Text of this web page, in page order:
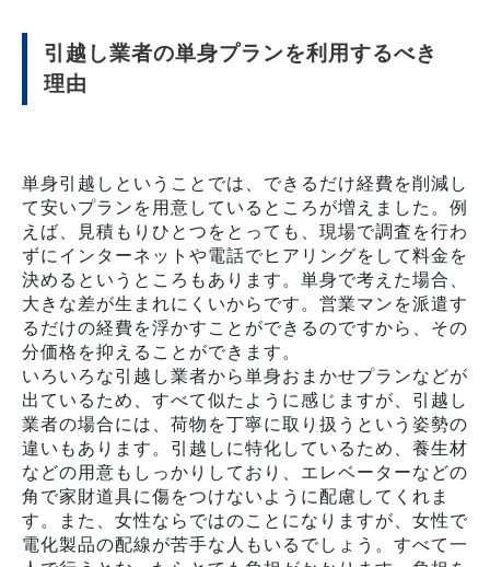
引越し業者の単身プランを利用するべき
理由
単身引越しということでは、できるだけ経費を削減し
て安いプランを用意しているところが増えました。例
えば、見積もりひとつをとっても、現場で調査を行わ
ずにインターネットや電話でヒアリングをして料金を
決めるというところもあります。単身で考えた場合、
大きな差が生まれにくいからです。営業マンを派遣す
るだけの経費を浮かすことができるのですから、その
分価格を抑えることができます。
いろいろな引越し業者から単身おまかせプランなどが
出ているため、すべて似たように感じますが、引越し
業者の場合には、荷物を丁寧に取り扱うという姿勢の
違いもあります。引越しに特化しているため、養生材
などの用意もしっかりしており、エレベーターなどの
角で家財道具に傷をつけないように配慮してくれま
す。また、女性ならではのことになりますが、女性で
電化製品の配線が苦手な人もいるでしょう。すべて一